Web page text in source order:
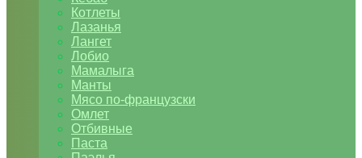
Котлеты
Лазанья
Лангет
Лобио
Мамалыга
Манты
Мясо по-французски
Омлет
Отбивные
Паста